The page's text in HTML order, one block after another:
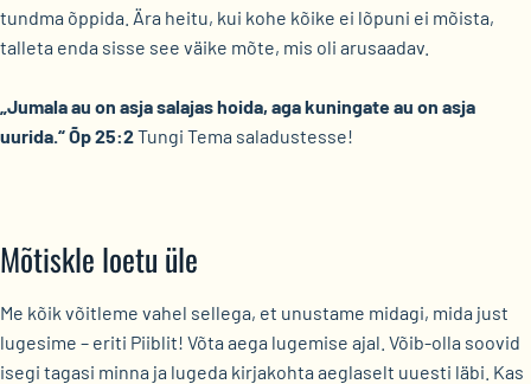
tundma õppida. Ära heitu, kui kohe kõike ei lõpuni ei mõista,
talleta enda sisse see väike mõte, mis oli arusaadav.
„Jumala au on asja salajas hoida, aga kuningate au on asja
uurida.“ Õp 25:2Tungi Tema saladustesse!
Mõtiskle loetu üle
Me kõik võitleme vahel sellega, et unustame midagi, mida just
lugesime – eriti Piiblit! Võta aega lugemise ajal. Võib-olla soovid
isegi tagasi minna ja lugeda kirjakohta aeglaselt uuesti läbi. Kas